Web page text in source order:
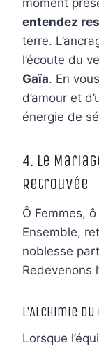
moment
entendez
terre.
l’écoute du
Gaïa. En
d’amour et
énergie de
4. Le
Retrouvée
Ô Femmes,
Ensemble,
noblesse
Redevenons
L’Alchimie
Lorsque